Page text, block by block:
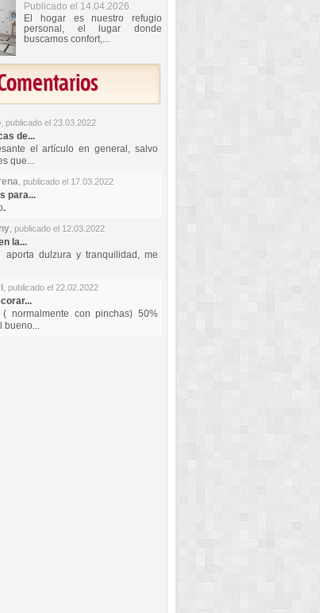
Publicado el 14.04.2026
El hogar es nuestro refugio
personal, el lugar donde
buscamos confort,...
, publicado el 23.03.2022
de...
el artículo en general, salvo
que...
, publicado el 17.03.2022
para...
.
, publicado el 12.03.2022
la...
aporta dulzura y tranquilidad, me
, publicado el 22.02.2022
normalmente con pinchas) 50%
bueno...